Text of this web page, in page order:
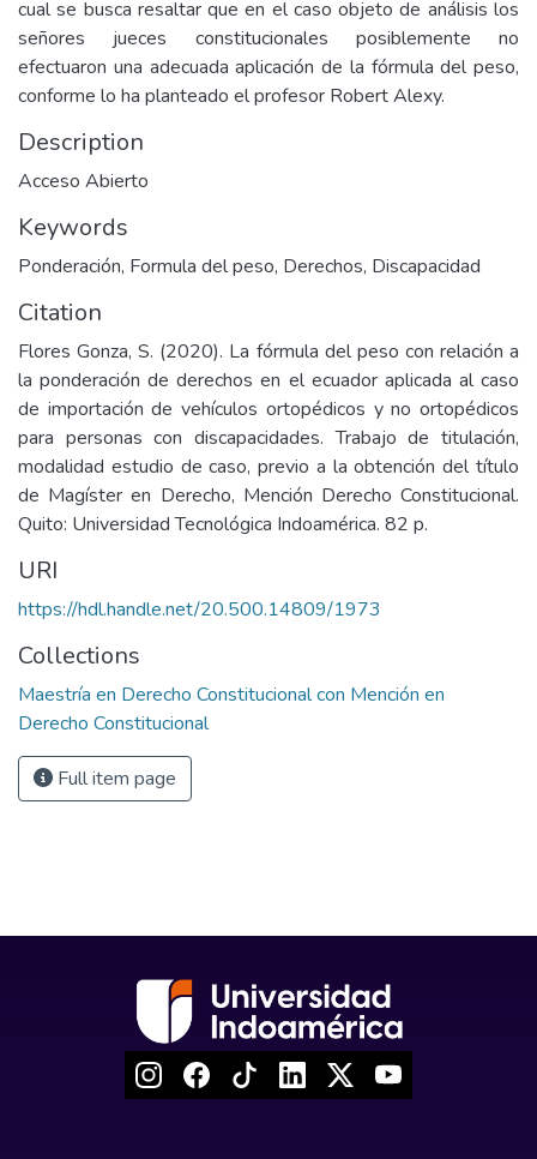
cual se busca resaltar que en el caso objeto de análisis los
señores jueces constitucionales posiblemente no
efectuaron una adecuada aplicación de la fórmula del peso,
conforme lo ha planteado el profesor Robert Alexy.
Description
Acceso Abierto
Keywords
Ponderación, Formula del peso, Derechos, Discapacidad
Citation
Flores Gonza, S. (2020). La fórmula del peso con relación a
la ponderación de derechos en el ecuador aplicada al caso
de importación de vehículos ortopédicos y no ortopédicos
para personas con discapacidades. Trabajo de titulación,
modalidad estudio de caso, previo a la obtención del título
de Magíster en Derecho, Mención Derecho Constitucional.
Quito: Universidad Tecnológica Indoamérica. 82 p.
URI
https://hdl.handle.net/20.500.14809/1973
Collections
Maestría en Derecho Constitucional con Mención en
Derecho Constitucional
Full item page